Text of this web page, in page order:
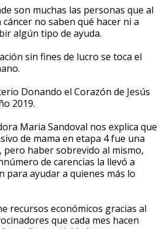
son muchas las personas que al
no saben qué hacer ni a
algún tipo de ayuda.
sin fines de lucro se toca el
Donando el Corazón de Jesús
2019.
Maria Sandoval nos explica que
de mama en etapa 4 fue una
pero haber sobrevido al mismo,
de carencias la llevó a
para ayudar a quienes más lo
recursos económicos gracias al
que cada mes hacen